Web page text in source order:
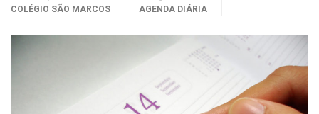
COLÉGIO SÃO MARCOS
AGENDA DIÁRIA